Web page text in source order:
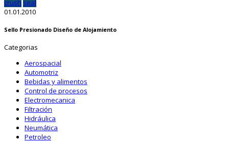
crush seal
01.01.2010
Sello Presionado Diseño de Alojamiento
Categorias
Aerospacial
Automotriz
Bebidas y alimentos
Control de procesos
Electromecanica
Filtración
Hidráulica
Neumática
Petroleo